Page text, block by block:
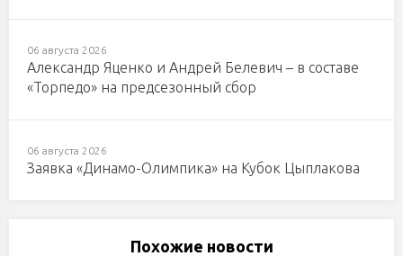
06 августа 2026
Александр Яценко и Андрей Белевич – в составе
«Торпедо» на предсезонный сбор
06 августа 2026
Заявка «Динамо-Олимпика» на Кубок Цыплакова
Похожие новости